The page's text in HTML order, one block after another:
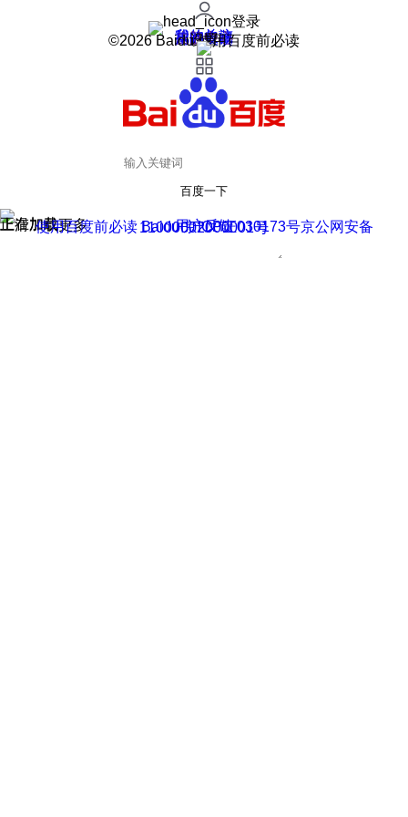
登录
我的关注
我的收藏
皮肤中心
用户反馈
设置
©2026 Baidu 使用百度前必读
百度一下
正在加载
上滑加载更多 用户反馈
使用百度前必读 Baidu 京ICP证030173号
京公网安备11000002000001号